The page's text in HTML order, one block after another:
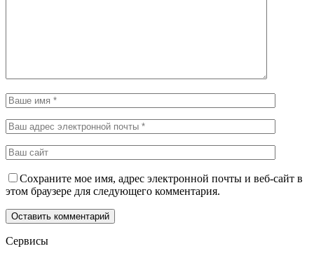
Сохраните мое имя, адрес электронной почты и веб-сайт в
этом браузере для следующего комментария.
Сервисы